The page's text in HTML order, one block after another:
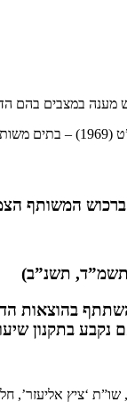
במצבים בהם
משותפים
המשותף
תשמ”ד, תשנ”ב)
בהוצאות
נקבע בתקנון
, שו”ת ‘ציץ אליעזר’,